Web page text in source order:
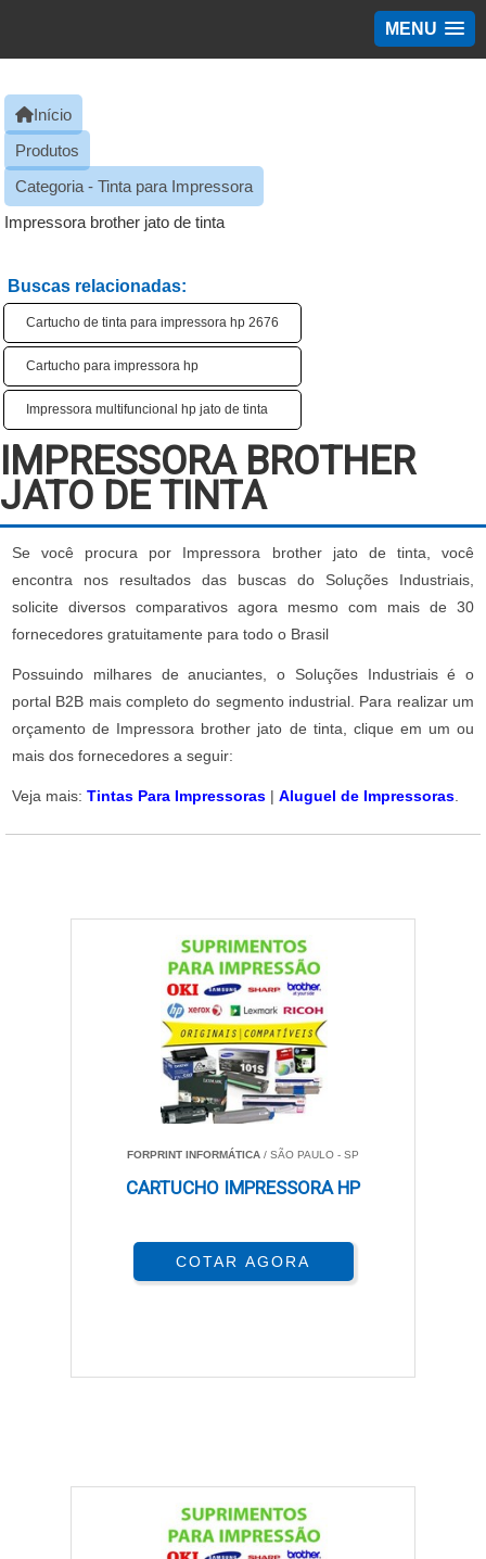
MENU
Início
Produtos
Categoria - Tinta para Impressora
Impressora brother jato de tinta
Buscas relacionadas:
Cartucho de tinta para impressora hp 2676
Cartucho para impressora hp
Impressora multifuncional hp jato de tinta
IMPRESSORA BROTHER
JATO DE TINTA
Se você procura por Impressora brother jato de tinta, você
encontra nos resultados das buscas do Soluções Industriais,
solicite diversos comparativos agora mesmo com mais de 30
fornecedores gratuitamente para todo o Brasil
Possuindo milhares de anuciantes, o Soluções Industriais é o
portal B2B mais completo do segmento industrial. Para realizar um
orçamento de Impressora brother jato de tinta, clique em um ou
mais dos fornecedores a seguir:
Veja mais: Tintas Para Impressoras | Aluguel de Impressoras
FORPRINT INFORMÁTICA / SÃO PAULO - SP
CARTUCHO IMPRESSORA HP
COTAR AGORA